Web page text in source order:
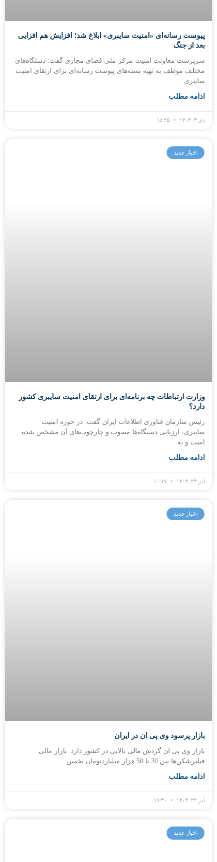
پیوست رسانه‌ای «امنیت سایبری» ابلاغ شد؛ افزایش هم افزایی
بعد از جنگ
سرپرست معاونت امنیت مرکز ملی فضای مجازی گفت: دستگاه‌های
مختلف موظف به تهیه بسته‌های پیوست رسانه‌ای برای ارتقای امنیت
سایبری
ادامه مطلب
دی ۳, ۱۴۰۴
اخبار جدید
وزارت ارتباطات چه برنامه‌ای برای ارتقای امنیت سایبری کشور
دارد؟
رئیس سازمان فناوری اطلاعات ایران گفت: در حوزه امنیت
سایبری، ارزیابی دستگاه‌ها مصوب و چارچوب‌های آن مشخص شده
است و به
ادامه مطلب
آذر ۲۴, ۱۴۰۴
اخبار جدید
بازار پرسود وی پی ان در ایران
بازار وی پی ان گردش مالی بالایی در کشور دارد. بازار مالی
فیلترشکن‌ها بین 30 تا 50 هزار میلیاردتومان تخمین
ادامه مطلب
آذر ۲۲, ۱۴۰۴
اخبار جدید